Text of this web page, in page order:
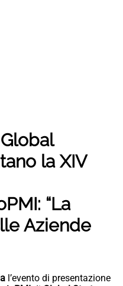
la XIV
“La
Aziende
l’evento di presentazione